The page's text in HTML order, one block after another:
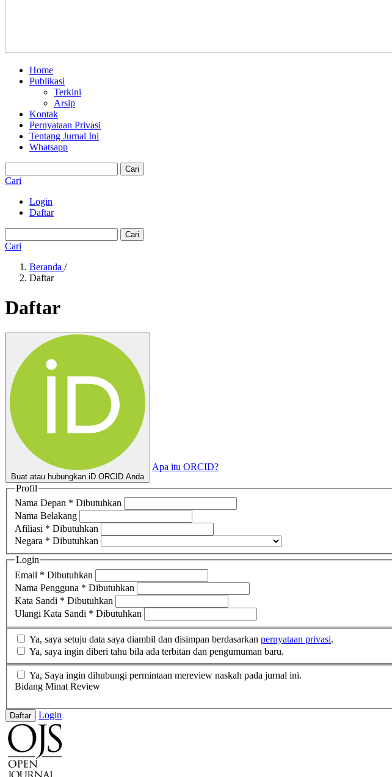
Home
Publikasi
Terkini
Arsip
Kontak
Pernyataan Privasi
Tentang Jurnal Ini
Whatsapp
Cari
Cari
Login
Daftar
Cari
Cari
Beranda /
Daftar
Daftar
Buat atau hubungkan iD ORCID Anda
Apa itu ORCID?
Profil
Nama Depan * Dibutuhkan
Nama Belakang
Afiliasi * Dibutuhkan
Negara * Dibutuhkan
Login
Email * Dibutuhkan
Nama Pengguna * Dibutuhkan
Kata Sandi * Dibutuhkan
Ulangi Kata Sandi * Dibutuhkan
Ya, saya setuju data saya diambil dan disimpan berdasarkan pernyataan privasi.
Ya, saya ingin diberi tahu bila ada terbitan dan pengumuman baru.
Ya, Saya ingin dihubungi permintaan mereview naskah pada jurnal ini.
Bidang Minat Review
Daftar Login